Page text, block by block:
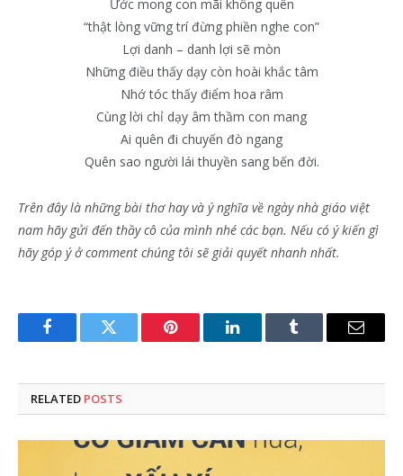
Ước mong con mãi không quên
“thật lòng vững trí đừng phiền nghe con”
Lợi danh – danh lợi sẽ mòn
Những điều thấy dạy còn hoài khắc tâm
Nhớ tóc thấy điểm hoa râm
Cùng lời chỉ dạy âm thầm con mang
Ai quên đi chuyến đò ngang
Quên sao người lái thuyền sang bến đời.
Trên đây là những bài thơ hay và ý nghĩa về ngày nhà giáo việt
nam hãy gửi đến thầy cô của mình nhé các bạn. Nếu có ý kiến gì
hãy góp ý ở comment chúng tôi sẽ giải quyết nhanh nhất.
FacebookTwitter Pinterest LinkedInTumblr Email
RELATED POSTS